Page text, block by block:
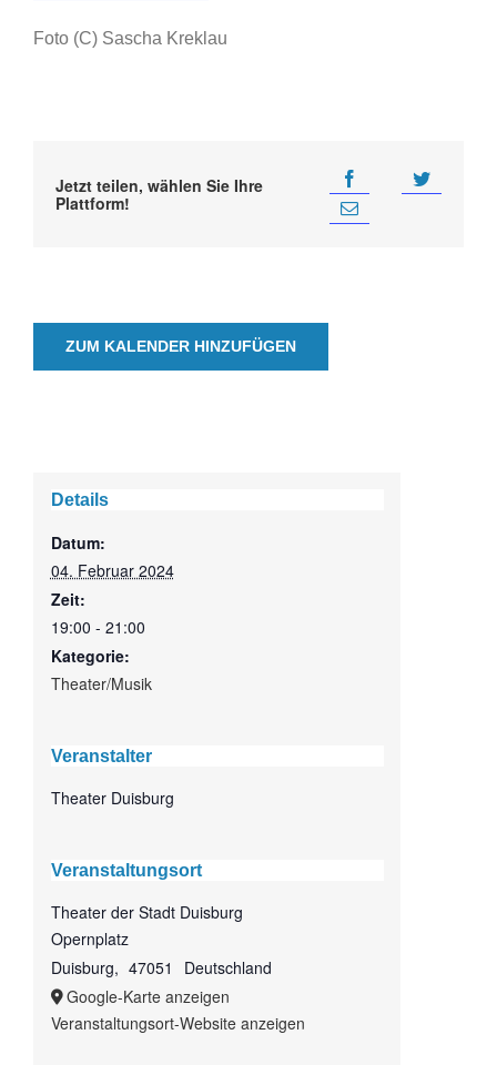
Foto (C) Sascha Kreklau
Jetzt teilen, wählen Sie Ihre
Plattform!
ZUM KALENDER HINZUFÜGEN
Details
Datum:
04. Februar 2024
Zeit:
19:00 - 21:00
Kategorie:
Theater/Musik
Veranstalter
Theater Duisburg
Veranstaltungsort
Theater der Stadt Duisburg
Opernplatz
Duisburg, 47051
Deutschland
Google-Karte anzeigen
Veranstaltungsort-Website anzeigen